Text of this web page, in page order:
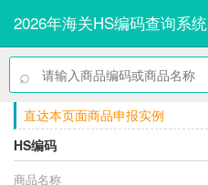
2026年海关HS编码查询系统
⌕
直达本页面商品申报实例
HS编码
商品名称